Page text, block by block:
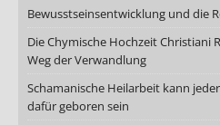
Bewusstseinsentwicklung und die
Die Chymische Hochzeit Christiani
Weg der Verwandlung
Schamanische Heilarbeit kann
dafür geboren sein